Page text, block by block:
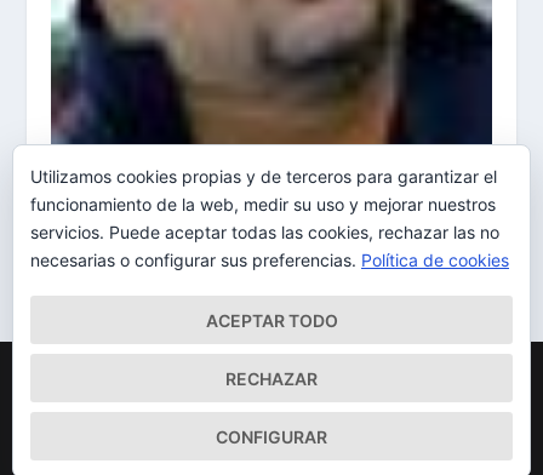
Emanuele Turbanti El 8/03/2015 a las 13:26
08/03/2015
Elegant Themes| Desarrollado por
Mapa del Sitio Aviso Legal
Política de cookies
Quiénes somos
Utilizamos cookies propias y de terceros para garantizar el
funcionamiento de la web, medir su uso y mejorar nuestros
servicios. Puede aceptar todas las cookies, rechazar las no
necesarias o configurar sus preferencias. Política de cookies
ACEPTAR TODO
RECHAZAR
CONFIGURAR